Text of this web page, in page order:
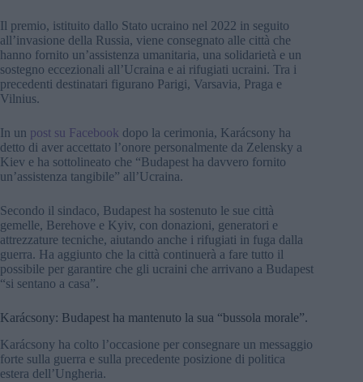
Il premio, istituito dallo Stato ucraino nel 2022 in seguito
all’invasione della Russia, viene consegnato alle città che
hanno fornito un’assistenza umanitaria, una solidarietà e un
sostegno eccezionali all’Ucraina e ai rifugiati ucraini. Tra i
precedenti destinatari figurano Parigi, Varsavia, Praga e
Vilnius.
In un post su Facebook dopo la cerimonia, Karácsony ha
detto di aver accettato l’onore personalmente da Zelensky a
Kiev e ha sottolineato che “Budapest ha davvero fornito
un’assistenza tangibile” all’Ucraina.
Secondo il sindaco, Budapest ha sostenuto le sue città
gemelle, Berehove e Kyiv, con donazioni, generatori e
attrezzature tecniche, aiutando anche i rifugiati in fuga dalla
guerra. Ha aggiunto che la città continuerà a fare tutto il
possibile per garantire che gli ucraini che arrivano a Budapest
“si sentano a casa”.
Karácsony: Budapest ha mantenuto la sua “bussola morale”.
Karácsony ha colto l’occasione per consegnare un messaggio
forte sulla guerra e sulla precedente posizione di politica
estera dell’Ungheria.